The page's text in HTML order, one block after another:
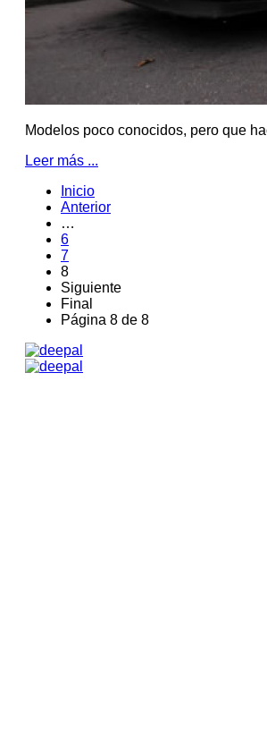
Modelos poco conocidos, pero que
Leer más ...
Inicio
Anterior
…
6
7
8
Siguiente
Final
Página 8 de 8